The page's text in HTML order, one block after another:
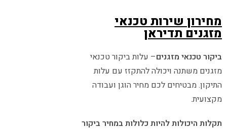
מחירון שירות טכנאי
מזגנים תדיראן
ביקור טכנאי מזגנים– עלות ביקור טכנאי
מזגנים משתנה ויכולה להתקזז עם עלות
התיקון. מבטיחים לכם מחיר הוגן ועבודה
מקצועית.
תקלות היכולות להיות כלולות במחיר ביקור